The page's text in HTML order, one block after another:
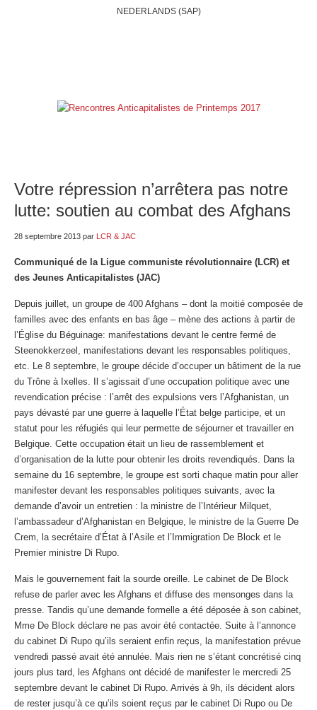
NEDERLANDS (SAP)
Votre répression n’arrêtera pas notre
lutte: soutien au combat des Afghans
28 septembre 2013 par LCR & JAC
Communiqué de la Ligue communiste révolutionnaire (LCR) et
des Jeunes Anticapitalistes (JAC)
Depuis juillet, un groupe de 400 Afghans – dont la moitié composée de
familles avec des enfants en bas âge – mène des actions à partir de
l’Église du Béguinage: manifestations devant le centre fermé de
Steenokkerzeel, manifestations devant les responsables politiques,
etc. Le 8 septembre, le groupe décide d’occuper un bâtiment de la rue
du Trône à Ixelles. Il s’agissait d’une occupation politique avec une
revendication précise : l’arrêt des expulsions vers l’Afghanistan, un
pays dévasté par une guerre à laquelle l’État belge participe, et un
statut pour les réfugiés qui leur permette de séjourner et travailler en
Belgique. Cette occupation était un lieu de rassemblement et
d’organisation de la lutte pour obtenir les droits revendiqués. Dans la
semaine du 16 septembre, le groupe est sorti chaque matin pour aller
manifester devant les responsables politiques suivants, avec la
demande d’avoir un entretien : la ministre de l’Intérieur Milquet,
l’ambassadeur d’Afghanistan en Belgique, le ministre de la Guerre De
Crem, la secrétaire d’État à l’Asile et l’Immigration De Block et le
Premier ministre Di Rupo.
Mais le gouvernement fait la sourde oreille. Le cabinet de De Block
refuse de parler avec les Afghans et diffuse des mensonges dans la
presse. Tandis qu’une demande formelle a été déposée à son cabinet,
Mme De Block déclare ne pas avoir été contactée. Suite à l’annonce
du cabinet Di Rupo qu’ils seraient enfin reçus, la manifestation prévue
vendredi passé avait été annulée. Mais rien ne s’étant concrétisé cinq
jours plus tard, les Afghans ont décidé de manifester le mercredi 25
septembre devant le cabinet Di Rupo. Arrivés à 9h, ils décident alors
de rester jusqu’à ce qu’ils soient reçus par le cabinet Di Rupo ou De